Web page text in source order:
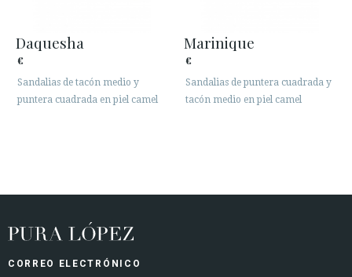
Daquesha
€
Sandalias de tacón medio y
puntera cuadrada en piel camel
Marinique
€
Sandalias de puntera cuadrada y
tacón medio en piel camel
CORREO ELECTRÓNICO